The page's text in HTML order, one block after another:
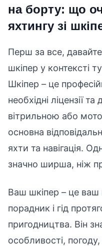
на борту: що
яхтингу зі
Перш за все,
шкіпер у контексті
Шкіпер – це
необхідні ліцензії
вітрильною або
основна
яхти та навігація.
значно ширша, ніж
Ваш шкіпер – це ваш
порадник і гід
пригодництва. Він
особливості,